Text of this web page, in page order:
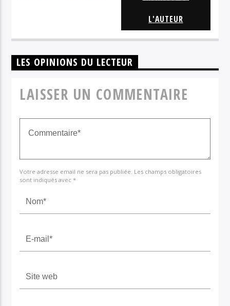
L'AUTEUR
LES OPINIONS DU LECTEUR
LAISSER UN COMMENTAIRE
Votre adresse email ne sera pas publiée. Les champs obligatoires
sont indiqués avec *